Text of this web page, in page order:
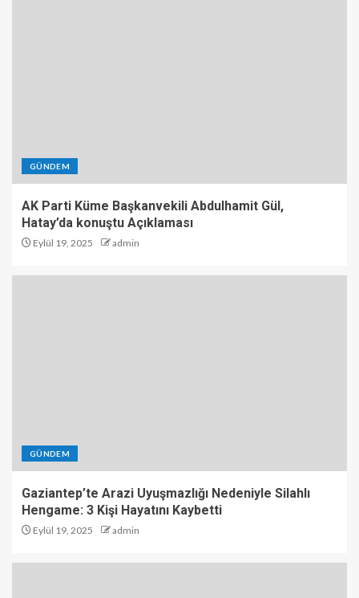
GÜNDEM
AK Parti Küme Başkanvekili Abdulhamit Gül,
Hatay’da konuştu Açıklaması
Eylül 19, 2025 admin
GÜNDEM
Gaziantep’te Arazi Uyuşmazlığı Nedeniyle Silahlı
Hengame: 3 Kişi Hayatını Kaybetti
Eylül 19, 2025 admin